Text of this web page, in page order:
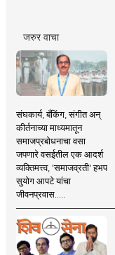
जरुर वाचा
संघकार्य, बँकिंग, संगीत अन्
कीर्तनाच्या माध्यमातून
समाजप्रबोधनाचा वसा
जपणारे वसईतील एक आदर्श
व्यक्तिमत्त्व, 'समाजव्रती' हभप
सुयोग आपटे यांचा
जीवनप्रवास.....